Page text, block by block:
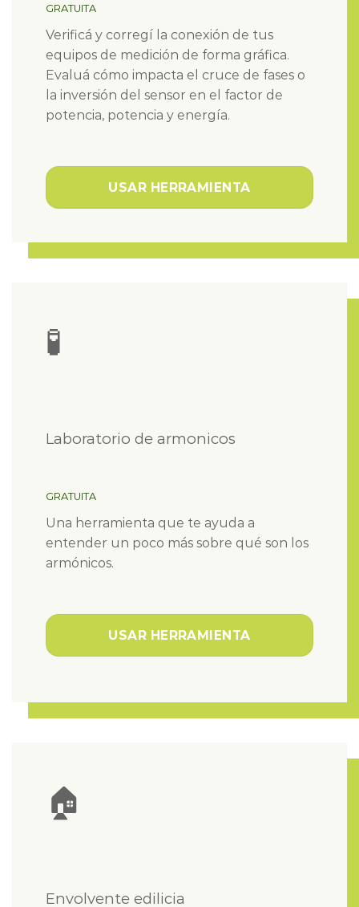
GRATUITA
Verificá y corregí la conexión de tus
equipos de medición de forma gráfica.
Evaluá cómo impacta el cruce de fases o
la inversión del sensor en el factor de
potencia, potencia y energía.
USAR HERRAMIENTA
🧪​
Laboratorio de armonicos
GRATUITA
Una herramienta que te ayuda a
entender un poco más sobre qué son los
armónicos.
USAR HERRAMIENTA
🏠
Envolvente edilicia